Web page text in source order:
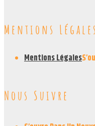
Mentions Légales
Mentions Légales
Nous Suivre